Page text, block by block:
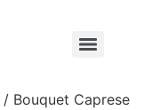
/ Bouquet Caprese